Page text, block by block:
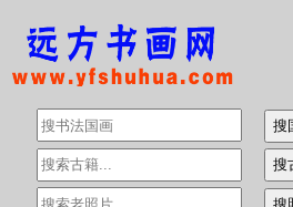
Skip
content